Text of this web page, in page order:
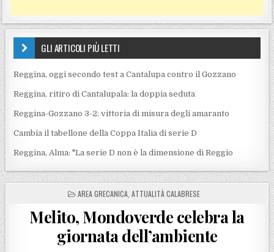
GLI ARTICOLI PIÙ LETTI
Reggina, oggi secondo test a Cantalupa contro il Gozzano
Reggina, ritiro di Cantalupala: la doppia seduta
Reggina-Gozzano 3-2: vittoria di misura degli amaranto
Cambia il tabellone della Coppa Italia di serie D
Reggina, Alma: "La serie D non è la dimensione di Reggio
POSTED IN
AREA GRECANICA ATTUALITÀ CALABRESE
Melito, Mondoverde celebra la
giornata dell’ambiente